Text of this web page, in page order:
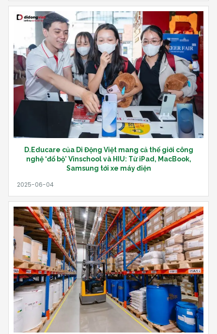
D.Educare của Di Động Việt mang cả thế giới công
nghệ ‘đổ bộ’ Vinschool và HIU: Từ iPad, MacBook,
Samsung tới xe máy điện